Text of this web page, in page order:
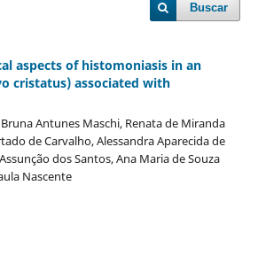
Buscar
aspects of histomoniasis in an
cristatus) associated with
Antunes Maschi, Renata de Miranda
de Carvalho, Alessandra Aparecida de
dos Santos, Ana Maria de Souza
Nascente